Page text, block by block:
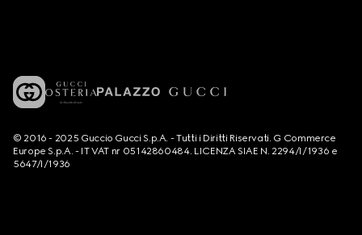
© 2016 - 2025 Guccio Gucci S.p.A. - Tutti i Diritti Riservati. G Commerce
Europe S.p.A. - IT VAT nr 05142860484. LICENZA SIAE N. 2294/I/1936 e
5647/I/1936